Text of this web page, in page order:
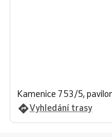
Kamenice 753/5,
Vyhledání trasy